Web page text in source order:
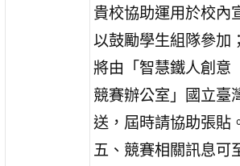
貴校協助運用於校內
以鼓勵學生組隊參加
將由「智慧鐵人創意
競賽辦公室」國立臺
送，屆時請協助張貼
五、競賽相關訊息可